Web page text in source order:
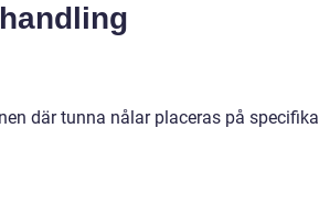
där tunna nålar placeras på specifika